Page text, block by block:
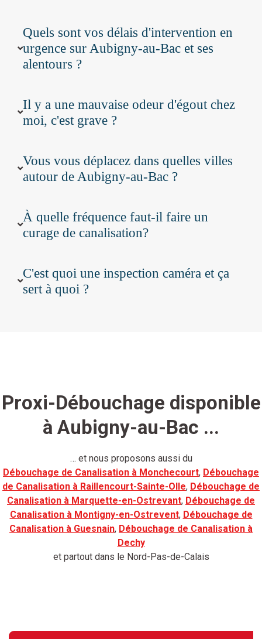
Quels sont vos délais d'intervention en
urgence sur Aubigny-au-Bac et ses
alentours ?
Il y a une mauvaise odeur d'égout chez
moi, c'est grave ?
Vous vous déplacez dans quelles villes
autour de Aubigny-au-Bac ?
À quelle fréquence faut-il faire un
curage de canalisation?
C'est quoi une inspection caméra et ça
sert à quoi ?
Proxi-Débouchage disponible
à Aubigny-au-Bac ...
… et nous proposons aussi du
Débouchage de Canalisation à Monchecourt, Débouchage
de Canalisation à Raillencourt-Sainte-Olle, Débouchage de
Canalisation à Marquette-en-Ostrevant, Débouchage de
Canalisation à Montigny-en-Ostrevent, Débouchage de
Canalisation à Guesnain, Débouchage de Canalisation à
Dechy
et partout dans le Nord-Pas-de-Calais